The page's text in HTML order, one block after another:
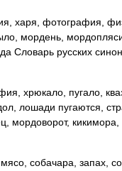
харя, фотография,
мордень,
Словарь русских
хрюкало, пугало,
лошади пугаются,
мордоворот, кикимора,
собачара, запах,